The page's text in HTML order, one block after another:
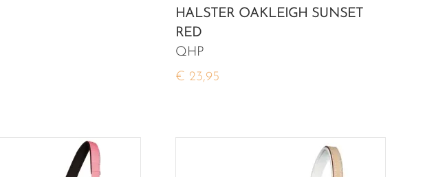
HALSTER OAKLEIGH SUNSET
RED
QHP
€ 23,95